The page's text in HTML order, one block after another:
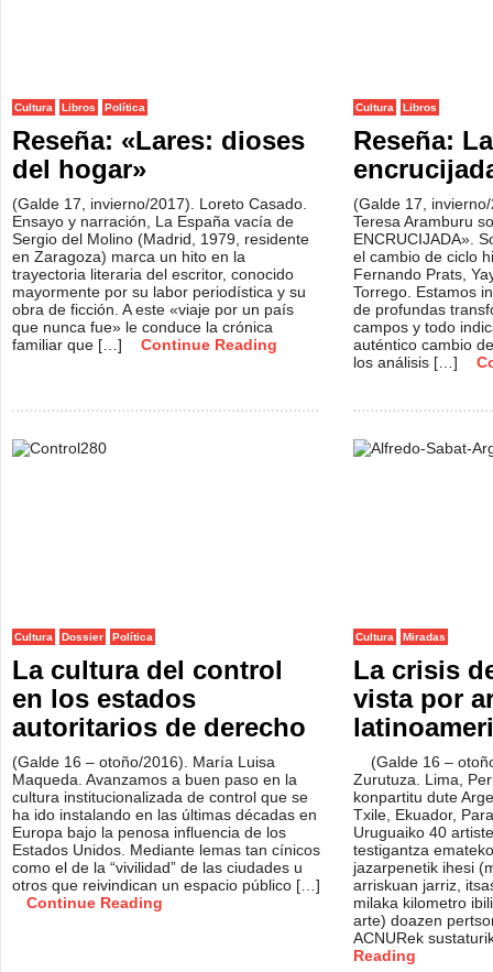
Cultura Libros Política
Reseña: «Lares: dioses
del hogar»
(Galde 17, invierno/2017). Loreto Casado.
Ensayo y narración, La España vacía de
Sergio del Molino (Madrid, 1979, residente
en Zaragoza) marca un hito en la
trayectoria literaria del escritor, conocido
mayormente por su labor periodística y su
obra de ficción. A este «viaje por un país
que nunca fue» le conduce la crónica
familiar que […]
Continue Reading
Cultura Libros
Reseña:
(Galde 17,
Teresa Aramburu
ENCRUCIJADA».
el cambio de ciclo
Fernando Prats,
Torrego. Estamos
de profundas
campos y todo
auténtico cambio
los análisis […]
Cultura Dossier Política
La cultura del control
en los estados
autoritarios de derecho
(Galde 16 – otoño/2016). María Luisa
Maqueda. Avanzamos a buen paso en la
cultura institucionalizada de control que se
ha ido instalando en las últimas décadas en
Europa bajo la penosa influencia de los
Estados Unidos. Mediante lemas tan cínicos
como el de la “vivilidad” de las ciudades u
otros que reivindican un espacio público […]
Continue Reading
Cultura Miradas
La crisis
vista por
(Galde 16 –
Zurutuza. Lima,
konpartitu dute
Txile, Ekuador,
Uruguaiko 40
testigantza
jazarpenetik ihesi
arriskuan jarriz,
milaka kilometro
arte) doazen
ACNURek
Reading